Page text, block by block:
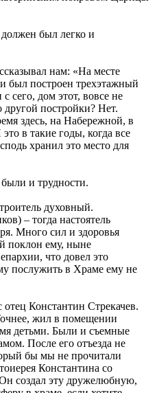
был легко и
нам: «На месте
был построен трехэтажный
сего, дом этот, вовсе не
другой постройки? Нет.
здесь, на Набережной, в
в такие годы, когда все
хранил это место для
были и трудности.
духовный.
– тогда настоятель
Много сил и здоровья
поклон ему, ныне
что довел это
послужить в Храме ему не
Константин Стрекачев.
жил в помещении
детьми. Были и съемные
После его отъезда не
бы мы не прочитали
Константина со
создал эту дружелюбную,